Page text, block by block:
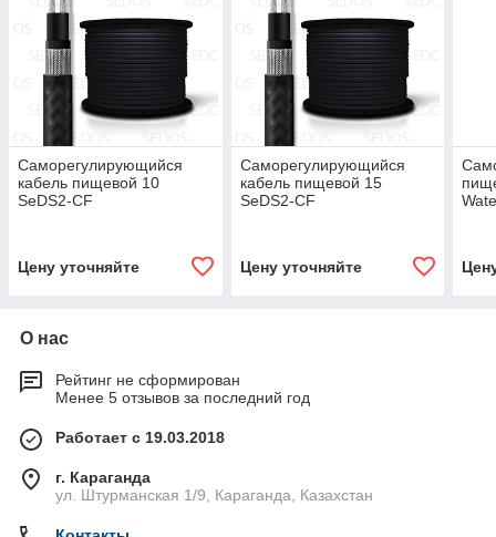
Саморегулирующийся
кабель пищевой 10
SeDS2-СF
Цену уточняйте
Саморегулирующийся
кабель пищевой 15
SeDS2-СF
Цену уточняйте
О нас
Рейтинг не сформирован
Менее 5 отзывов за последний год
Работает с 19.03.2018
г. Караганда
ул. Штурманская 1/9, Караганда, Казахстан